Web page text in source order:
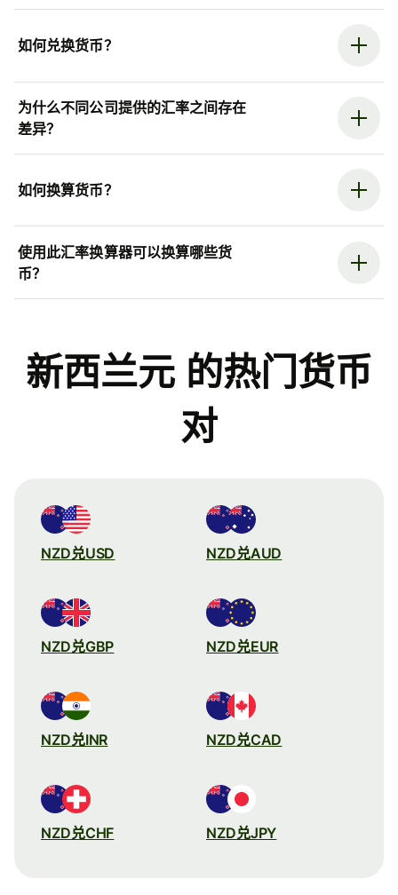
如何兑换货币？
为什么不同公司提供的汇率之间存在
差异？
如何换算货币？
使用此汇率换算器可以换算哪些货
币？
新西兰元 的热门货币
对
NZD兑USD NZD兑AUD
NZD兑GBP NZD兑EUR
NZD兑INR NZD兑CAD
NZD兑CHF NZD兑JPY